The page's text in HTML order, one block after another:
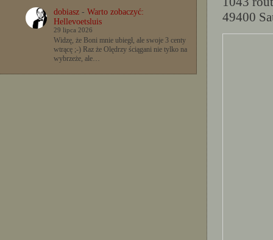
dobiasz- Warto zobaczyć:
Hellevoetsluis
29 lipca 2026
Widzę, że Boni mnie ubiegł, ale swoje 3 centy
wtrącę ;-) Raz że Olędrzy ściągani nie tylko na
wybrzeże, ale…
49400